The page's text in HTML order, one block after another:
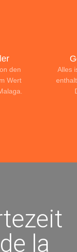
den
Wert
Alles
la